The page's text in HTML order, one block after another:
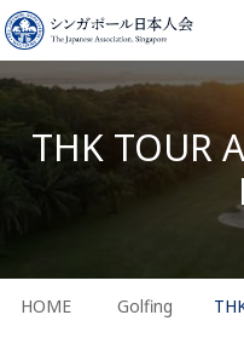
THK TOUR
HOME Golfing